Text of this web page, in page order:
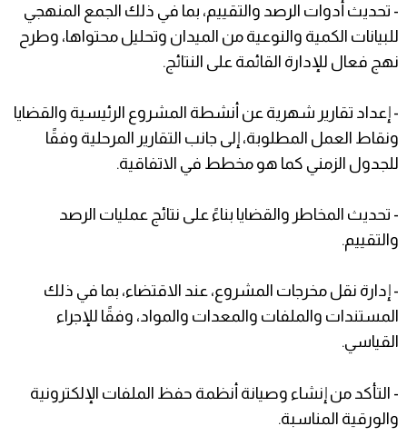
- تحديث أدوات الرصد والتقييم، بما في ذلك الجمع المنهجي
للبيانات الكمية والنوعية من الميدان وتحليل محتواها، وطرح
نهج فعال للإدارة القائمة على النتائج.
- إعداد تقارير شهرية عن أنشطة المشروع الرئيسية والقضايا
ونقاط العمل المطلوبة، إلى جانب التقارير المرحلية وفقًا
للجدول الزمني كما هو مخطط في الاتفاقية.
- تحديث المخاطر والقضايا بناءً على نتائج عمليات الرصد
والتقييم.
- إدارة نقل مخرجات المشروع، عند الاقتضاء، بما في ذلك
المستندات والملفات والمعدات والمواد، وفقًا للإجراء
القياسي.
- التأكد من إنشاء وصيانة أنظمة حفظ الملفات الإلكترونية
والورقية المناسبة.